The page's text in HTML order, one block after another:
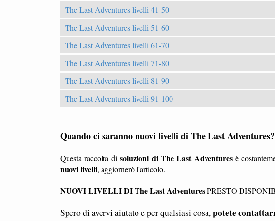
The Last Adventures livelli 41-50
The Last Adventures livelli 51-60
The Last Adventures livelli 61-70
The Last Adventures livelli 71-80
The Last Adventures livelli 81-90
The Last Adventures livelli 91-100
Quando ci saranno nuovi livelli di The Last Adventures?
Questa raccolta disoluzioni di The Last Adventuresè
nuovi livelli, aggiornerò l'articolo.
NUOVI LIVELLI DI The Last AdventuresPRESTO
Spero di avervi aiutato e per qualsiasi cosa,potete